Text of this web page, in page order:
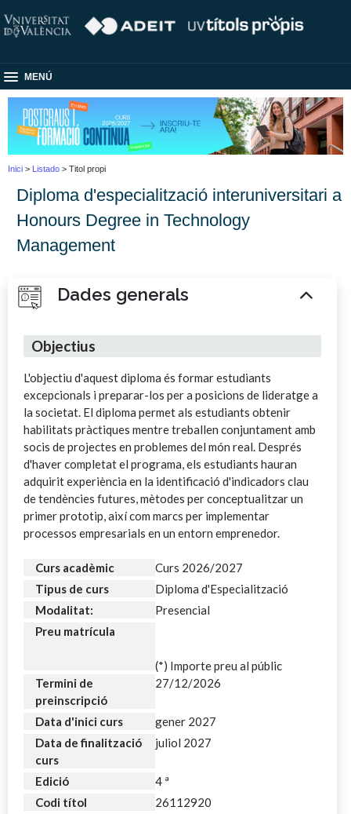
MENÚ
Inici > Listado > Titol propi
Diploma d'especialització interuniversitari a
Honours Degree in Technology
Management
Dades generals
Objectius
L'objectiu d'aquest diploma és formar estudiants
excepcionals i preparar-los per a posicions de lideratge a
la societat. El diploma permet als estudiants obtenir
habilitats pràctiques mentre treballen conjuntament amb
socis de projectes en problemes del món real. Després
d'haver completat el programa, els estudiants hauran
adquirit experiència en la identificació d'indicadors clau
de tendències futures, mètodes per conceptualitzar un
primer prototip, així com marcs per implementar
processos empresarials en un entorn emprenedor.
Curs acadèmic
Curs 2026/2027
Tipus de curs
Diploma d'Especialització
Modalitat:
Presencial
Preu matrícula
(*) Importe preu al públic
Termini de
preinscripció
27/12/2026
Data d'inici curs
gener 2027
Data de finalització
curs
juliol 2027
Edició
4 ª
Codi títol
26112920